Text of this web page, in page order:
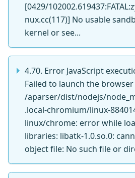
[0429/
nux.cc(117)] No usable
kernel or see...
4.70. Error JavaScript
Failed to launch the
/aparser/dist/nodejs/
.local-chromium/linux-
linux/chrome: error while
libraries: libatk-1.0.so.0:
object file: No such file or